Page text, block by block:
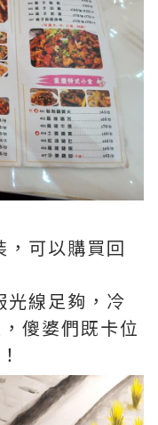
，可以購買回
光線足夠，冷
傻婆們既卡位